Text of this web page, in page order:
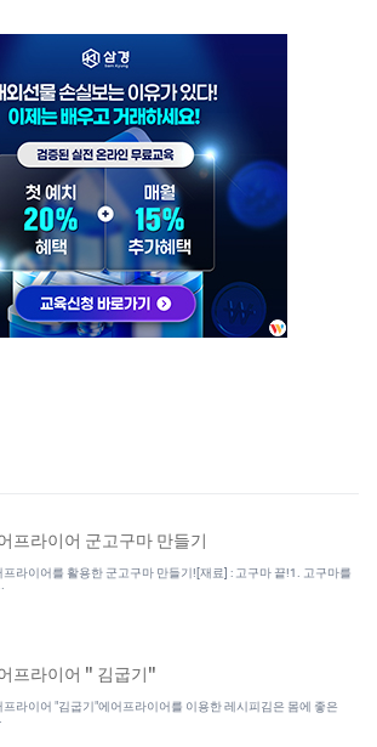
프라이어 군고구마 만들기
프라이어를 활용한 군고구마 만들기![재료] : 고구마 끝!1. 고구마를
프라이어 " 김굽기"
프라이어 "김굽기"에어프라이어를 이용한 레시피김은 몸에 좋은